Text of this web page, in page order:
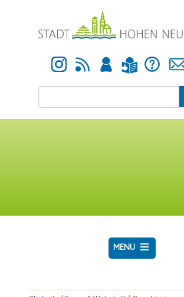
Instagram Newsfeed Anmelden Leichte Sprache Hilfe Kontakt
MENU